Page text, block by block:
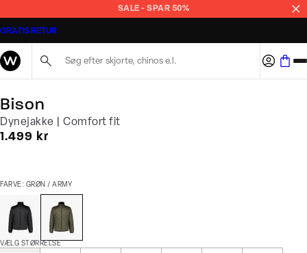
SALE - SPAR 50%
GRATIS RETUR
Bison
Dynejakke | Comfort fit
I alt (inkl. rabat)
1.499 kr
FARVE: GRØN / ARMY
VÆLG STØRRELSE